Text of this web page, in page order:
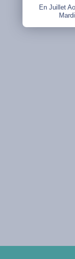
En Juillet